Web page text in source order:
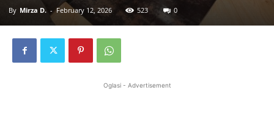
By Mirza D. - February 12, 2026 523 0
Oglasi - Advertisement